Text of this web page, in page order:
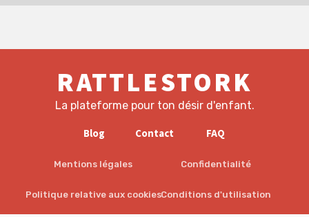
RATTLESTORK
La plateforme pour ton désir d'enfant.
Blog Contact FAQ
Mentions légales Confidentialité
Politique relative aux cookiesConditions d'utilisation